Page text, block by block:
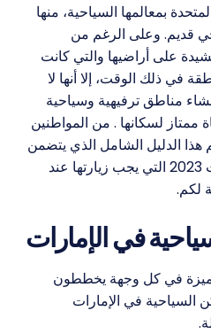
بمعالمها السياحية، منها
قديم. وعلى الرغم من
على أراضيها والتي كانت
في ذلك الوقت، إلا أنها لا
مناطق ترفيهية وسياحية
ممتاز لسكانها . من المواطنين
هذا الدليل الشامل الذي يتضمن
الأماكن السياحية في الإمارات 2023 التي يجب زيارتها عند
لكم.
في الإمارات
في كل وجهة يخططون
السياحية في الإمارات